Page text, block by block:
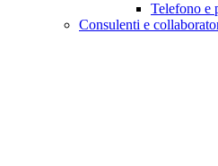
Telefono e
Consulenti e